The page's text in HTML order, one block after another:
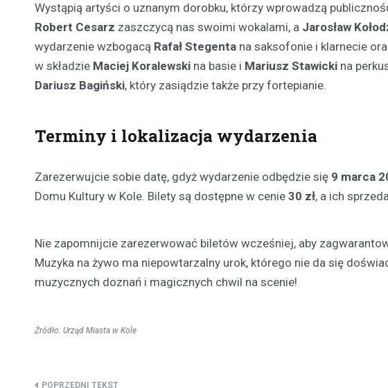
Wystąpią artyści o uznanym dorobku, którzy wprowadzą
Robert Cesarz zaszczycą nas swoimi wokalami, a Jarosław
wydarzenie wzbogacą Rafał Stegenta na saksofonie i klarnecie
w składzie Maciej Koralewski na basie i Mariusz Stawicki na
Dariusz Bagiński, który zasiądzie także przy fortepianie.
Terminy i lokalizacja wydarzenia
Zarezerwujcie sobie datę, gdyż wydarzenie odbędzie się 9 marca
Domu Kultury w Kole. Bilety są dostępne w cenie 30 zł, a ich
Nie zapomnijcie zarezerwować biletów wcześniej, aby
Muzyka na żywo ma niepowtarzalny urok, którego nie da się
muzycznych doznań i magicznych chwil na scenie!
Źródło: Urząd Miasta w Kole